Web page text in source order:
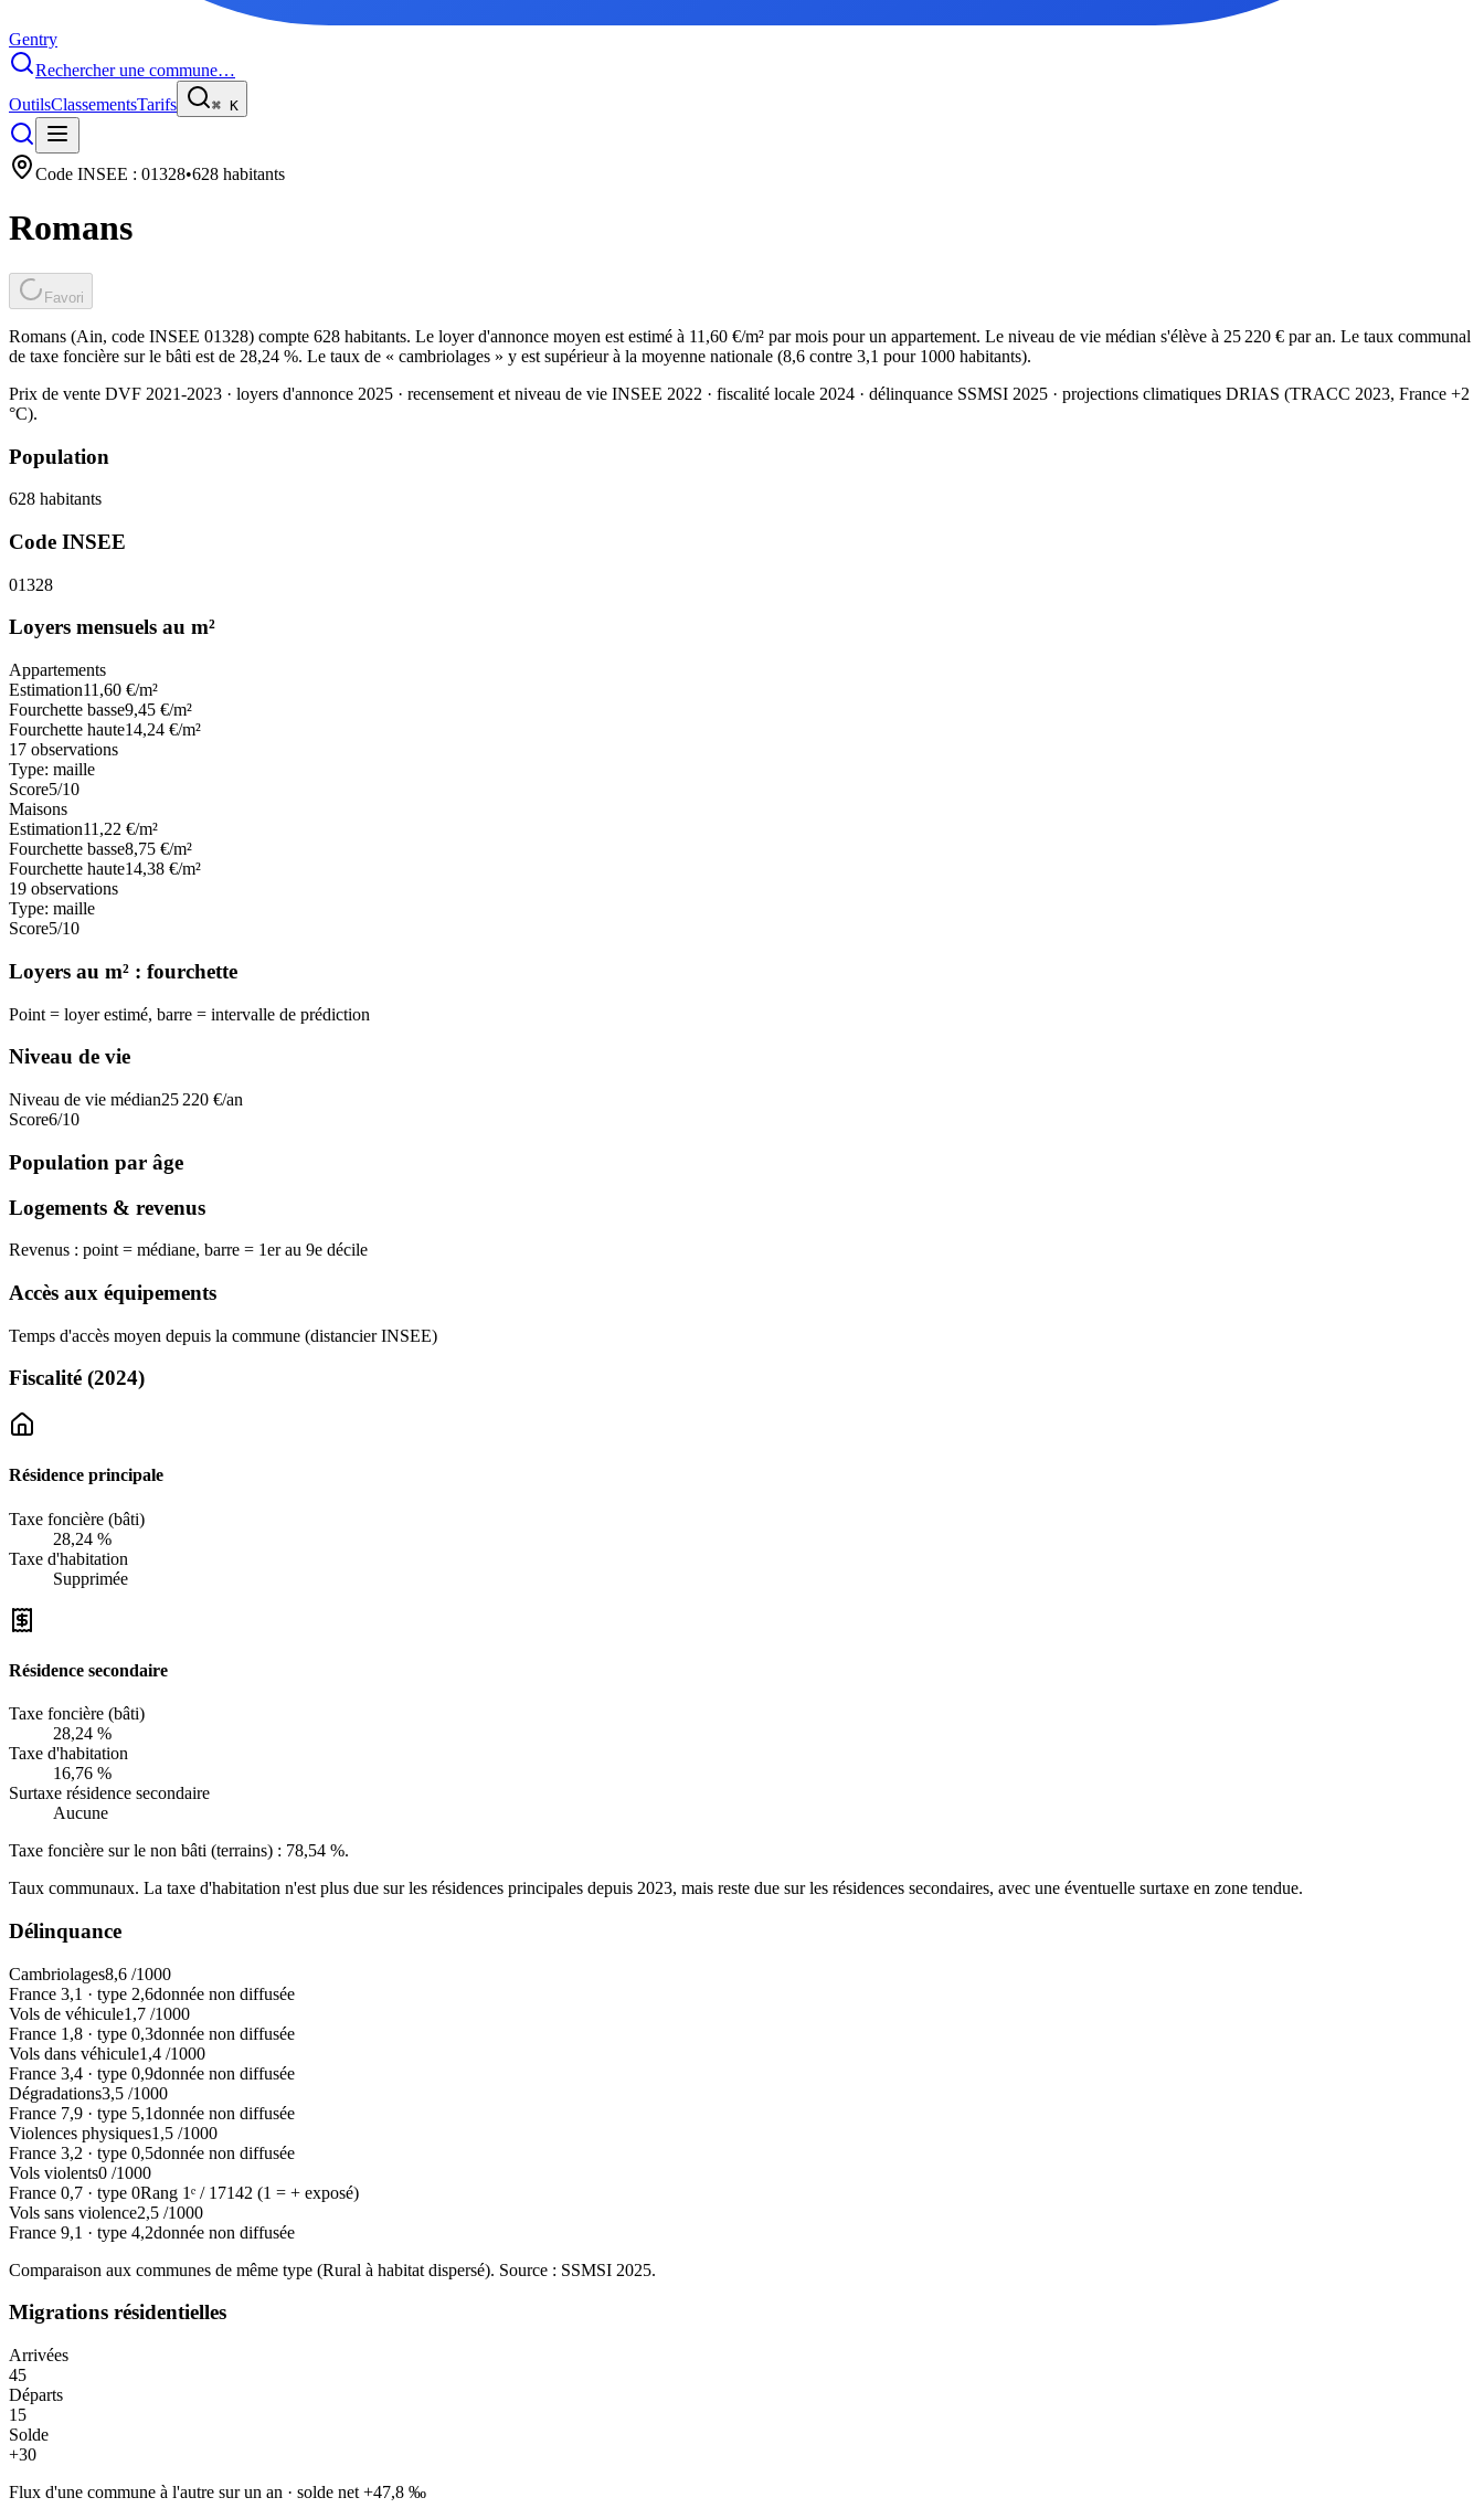
Gentry
Rechercher une commune…
OutilsClassementsTarifs ⌘ K
Code INSEE : 01328•628 habitants
Romans
Favori
Romans (Ain, code INSEE 01328) compte 628 habitants. Le loyer d'annonce moyen est estimé à 11,60 €/m² par mois pour un appartement. Le niveau de vie médian s'élève à 25 220 € par an. Le taux communal
de taxe foncière sur le bâti est de 28,24 %. Le taux de « cambriolages » y est supérieur à la moyenne nationale (8,6 contre 3,1 pour 1000 habitants).
Prix de vente DVF 2021-2023 · loyers d'annonce 2025 · recensement et niveau de vie INSEE 2022 · fiscalité locale 2024 · délinquance SSMSI 2025 · projections climatiques DRIAS (TRACC 2023, France +2
°C).
Population
628 habitants
Code INSEE
01328
Loyers mensuels au m²
Appartements
Estimation11,60 €/m²
Fourchette basse9,45 €/m²
Fourchette haute14,24 €/m²
17 observations
Type: maille
Score5/10
Maisons
Estimation11,22 €/m²
Fourchette basse8,75 €/m²
Fourchette haute14,38 €/m²
19 observations
Type: maille
Score5/10
Loyers au m² : fourchette
Point = loyer estimé, barre = intervalle de prédiction
Niveau de vie
Niveau de vie médian25 220 €/an
Score6/10
Population par âge
Logements & revenus
Revenus : point = médiane, barre = 1er au 9e décile
Accès aux équipements
Temps d'accès moyen depuis la commune (distancier INSEE)
Fiscalité (2024)
Résidence principale
Taxe foncière (bâti)
28,24 %
Taxe d'habitation
Supprimée
Résidence secondaire
Taxe foncière (bâti)
28,24 %
Taxe d'habitation
16,76 %
Surtaxe résidence secondaire
Aucune
Taxe foncière sur le non bâti (terrains) : 78,54 %.
Taux communaux. La taxe d'habitation n'est plus due sur les résidences principales depuis 2023, mais reste due sur les résidences secondaires, avec une éventuelle surtaxe en zone tendue.
Délinquance
Cambriolages8,6 /1000
France 3,1 · type 2,6donnée non diffusée
Vols de véhicule1,7 /1000
France 1,8 · type 0,3donnée non diffusée
Vols dans véhicule1,4 /1000
France 3,4 · type 0,9donnée non diffusée
Dégradations3,5 /1000
France 7,9 · type 5,1donnée non diffusée
Violences physiques1,5 /1000
France 3,2 · type 0,5donnée non diffusée
Vols violents0 /1000
France 0,7 · type 0Rang 1ᵉ / 17142 (1 = + exposé)
Vols sans violence2,5 /1000
France 9,1 · type 4,2donnée non diffusée
Comparaison aux communes de même type (Rural à habitat dispersé). Source : SSMSI 2025.
Migrations résidentielles
Arrivées
45
Départs
15
Solde
+30
Flux d'une commune à l'autre sur un an · solde net +47,8 ‰